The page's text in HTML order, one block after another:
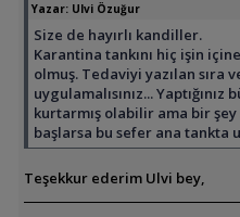
Yazar: Ulvi Özuğur
Size de hayırlı kandiller.
Karantina tankını hiç işin
olmuş. Tedaviyi yazılan sıra
uygulamalısınız...
kurtarmış olabilir ama bir
başlarsa bu sefer ana tankta
Teşekkur ederim Ulvi bey,